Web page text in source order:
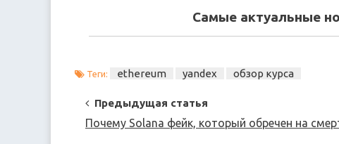
Самые актуальные
Теги: ethereum yandex обзор курса
Post
Navigation
Предыдущая статья
Почему Solana фейк, который обречен на